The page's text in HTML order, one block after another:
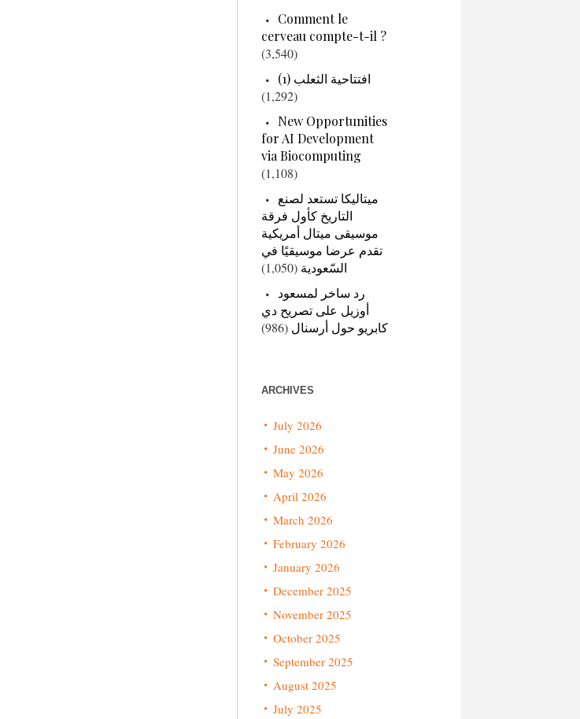
Comment le
cerveau compte-t-il ?
(3,540)
افتتاحية الثعلب (1)
(1,292)
New Opportunities
for AI Development
via Biocomputing
(1,108)
ميتاليكا تستعد لصنع
التاريخ كأول فرقة
موسيقى ميتال أمريكية
تقدم عرضا موسيقيًا في
السّعودية (1,050)
رد ساخر لمسعود
أوزيل على تصريح دي
كابريو حول أرسنال (986)
ARCHIVES
July 2026
June 2026
May 2026
April 2026
March 2026
February 2026
January 2026
December 2025
November 2025
October 2025
September 2025
August 2025
July 2025